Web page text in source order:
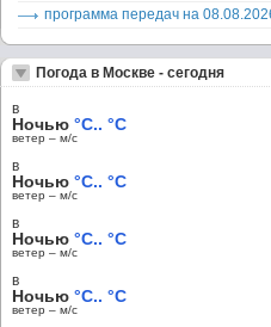
программа передач на
Погода в Москве - сегодня
в
Ночью °C.. °C
ветер – м/c
в
Ночью °C.. °C
ветер – м/c
в
Ночью °C.. °C
ветер – м/c
в
Ночью °C.. °C
ветер – м/c